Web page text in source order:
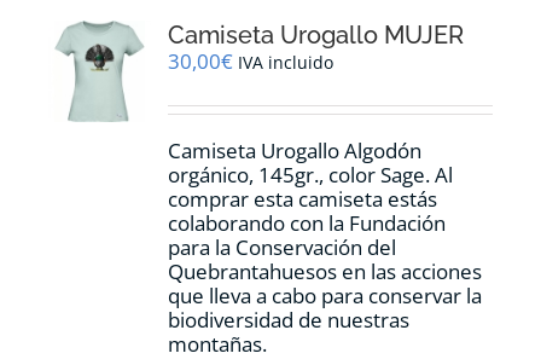
se
pueden
en
página
de
producto
Camiseta Urogallo MUJER
30,00€ IVA incluido
Camiseta Urogallo Algodón
orgánico, 145gr., color Sage. Al
comprar esta camiseta estás
colaborando con la Fundación
para la Conservación del
Quebrantahuesos en las acciones
que lleva a cabo para conservar la
biodiversidad de nuestras
montañas.